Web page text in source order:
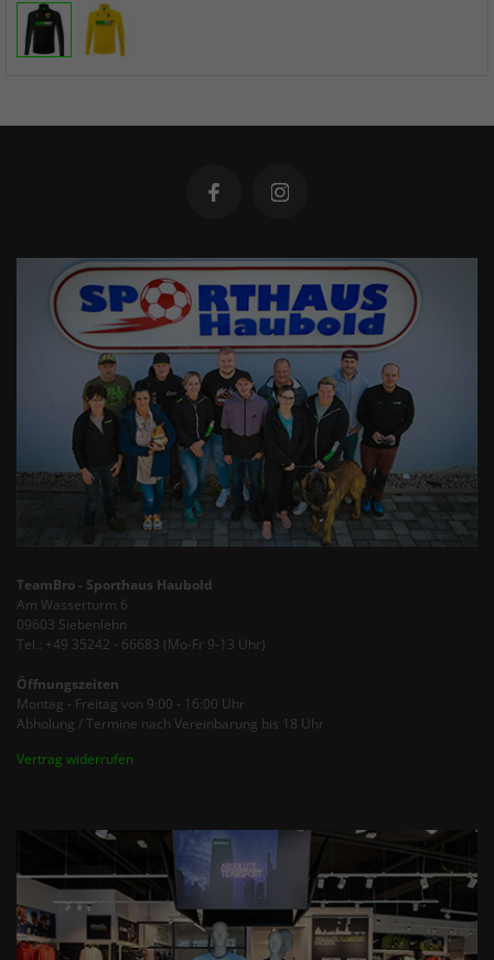
TeamBro - Sporthaus Haubold
Am Wasserturm 6
09603 Siebenlehn
Tel.: +49 35242 - 66683 (Mo-Fr 9-13 Uhr)
Öffnungszeiten
Montag - Freitag von 9:00 - 16:00 Uhr
Abholung / Termine nach Vereinbarung bis 18 Uhr
Vertrag widerrufen